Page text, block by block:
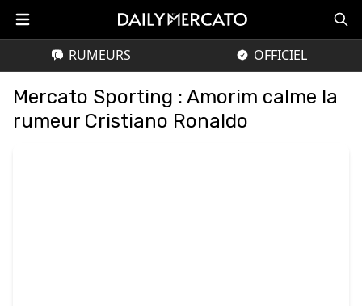
RUMEURS OFFICIEL
Mercato Sporting : Amorim calme la
rumeur Cristiano Ronaldo